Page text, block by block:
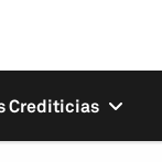
Crediticias